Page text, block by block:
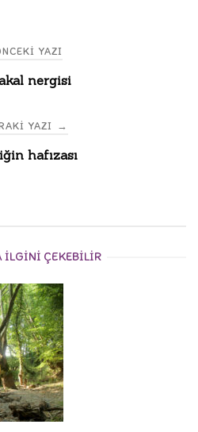
YAZI
nergisi
YAZI →
hafızası
ILGINI ÇEKEBILIR